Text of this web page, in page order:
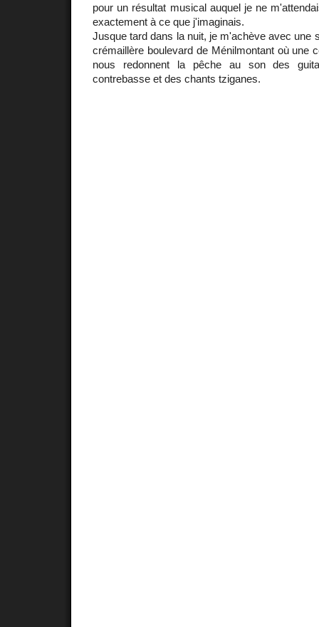
pour un résultat musical auquel je ne
exactement à ce que j'imaginais.
Jusque tard dans la nuit, je m'achève avec une
crémaillère boulevard de Ménilmontant où une
nous redonnent la pêche au son des
contrebasse et des chants tziganes.